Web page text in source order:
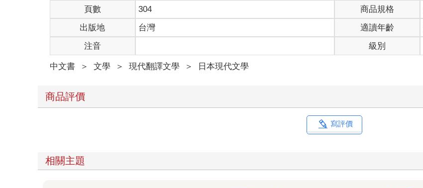
「業務啊，有些銷售手法近似詐欺，雇用再多人，大部分的人都做不久，一個接一個辭職也是不爭的事實，所以
人想辦法撐了下來。」
「那份工作很適合您吧。」
原本平靜訴說的向井用迅雷不及掩耳的速度回道：
「一點也不適合。」
「啊，對不起。」
「不會。」
「……因為沒有其他工作可做。」
「一開始是不動產，再來是英語教材、百科全書、適合家庭居住的大樓，然後是保險……結果保險是我做最久的
人所說的，漸漸失去朋友的原因。
「那個……」
頁數
304 商品規格
出版地
台灣 適讀年齡
注音
級別
中文書 ＞ 文學 ＞ 現代翻譯文學 ＞ 日本現代文學
商品評價
寫評價
相關主題